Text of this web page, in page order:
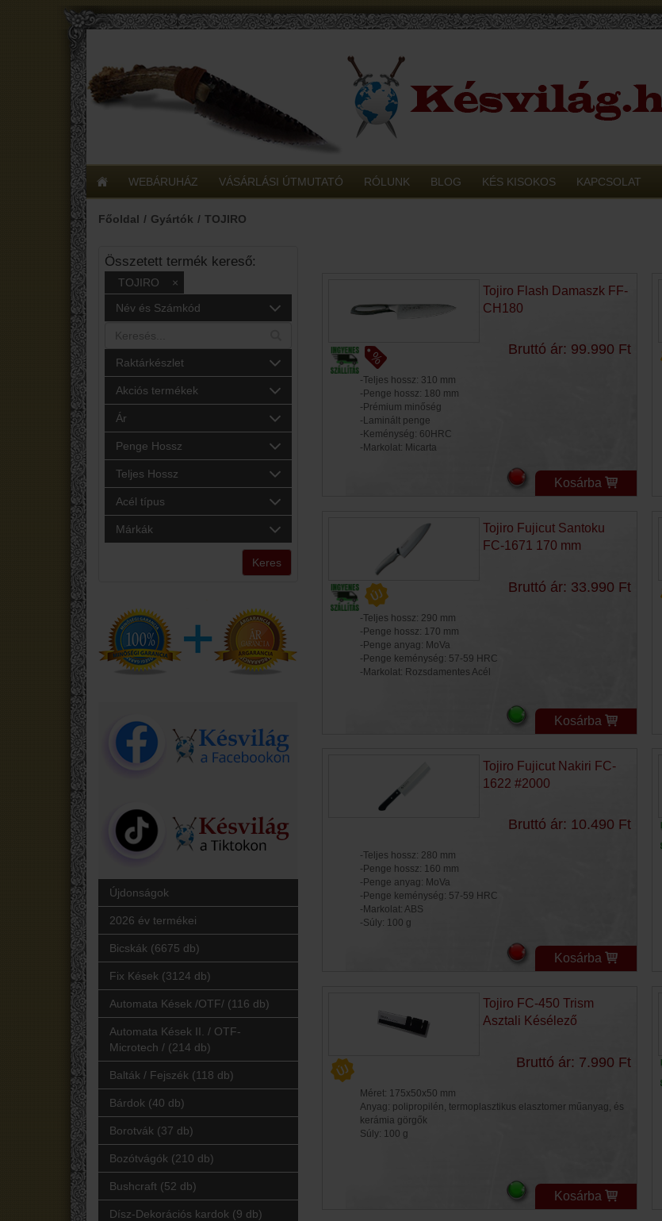
WEBÁRUHÁZ VÁSÁRLÁSI ÚTMUTATÓ RÓLUNK BLOG KÉS KISOKOS KAPCSOLAT
Főoldal Gyártók TOJIRO
Összetett termék kereső:
TOJIRO
×
Név és Számkód
Raktárkészlet
Akciós termékek
Ár
Penge Hossz
Teljes Hossz
Acél típus
Márkák
Keres
Újdonságok
2026 év termékei
Bicskák (6675 db)
Fix Kések (3124 db)
Automata Kések /OTF/ (116 db)
Automata Kések II. / OTF-
Microtech / (214 db)
Balták / Fejszék (118 db)
Bárdok (40 db)
Borotvák (37 db)
Bozótvágók (210 db)
Bushcraft (52 db)
Dísz-Dekorációs kardok (9 db)
Tojiro Flash Damaszk FF-
CH180
Bruttó ár: 99.990 Ft
-Teljes hossz: 310 mm
-Penge hossz: 180 mm
-Prémium minőség
-Laminált penge
-Keménység: 60HRC
-Markolat: Micarta
Kosárba
Tojiro Fujicut Santoku
FC-1671 170 mm
Bruttó ár: 33.990 Ft
-Teljes hossz: 290 mm
-Penge hossz: 170 mm
-Penge anyag: MoVa
-Penge keménység: 57-59 HRC
-Markolat: Rozsdamentes Acél
Kosárba
Tojiro Fujicut Nakiri FC-
1622 #2000
Bruttó ár: 10.490 Ft
-Teljes hossz: 280 mm
-Penge hossz: 160 mm
-Penge anyag: MoVa
-Penge keménység: 57-59 HRC
-Markolat: ABS
-Súly: 100 g
Kosárba
Tojiro FC-450 Trism
Asztali Késélező
Bruttó ár: 7.990 Ft
Méret: 175x50x50 mm
Anyag: polipropilén, termoplasztikus elasztomer műanyag, és
kerámia görgők
Súly: 100 g
Kosárba